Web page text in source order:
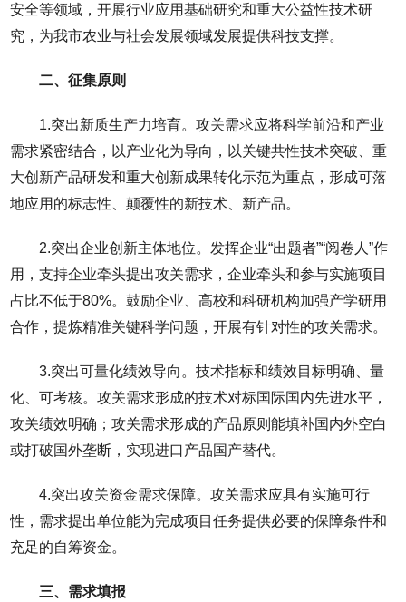
安全等领域，开展行业应用基础研究和重大公益性技术研
究，为我市农业与社会发展领域发展提供科技支撑。
二、征集原则
1.突出新质生产力培育。攻关需求应将科学前沿和产业
需求紧密结合，以产业化为导向，以关键共性技术突破、重
大创新产品研发和重大创新成果转化示范为重点，形成可落
地应用的标志性、颠覆性的新技术、新产品。
2.突出企业创新主体地位。发挥企业“出题者”“阅卷人”作
用，支持企业牵头提出攻关需求，企业牵头和参与实施项目
占比不低于80%。鼓励企业、高校和科研机构加强产学研用
合作，提炼精准关键科学问题，开展有针对性的攻关需求。
3.突出可量化绩效导向。技术指标和绩效目标明确、量
化、可考核。攻关需求形成的技术对标国际国内先进水平，
攻关绩效明确；攻关需求形成的产品原则能填补国内外空白
或打破国外垄断，实现进口产品国产替代。
4.突出攻关资金需求保障。攻关需求应具有实施可行
性，需求提出单位能为完成项目任务提供必要的保障条件和
充足的自筹资金。
三、需求填报